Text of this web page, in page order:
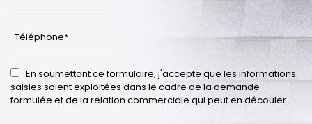
En soumettant ce formulaire, j'accepte que les informations
saisies soient exploitées dans le cadre de la demande
formulée et de la relation commerciale qui peut en découler.